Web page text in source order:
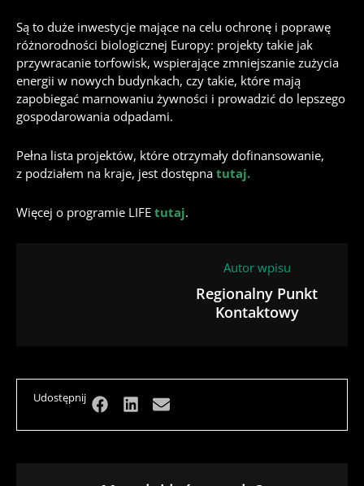
Są to duże inwestycje mające na celu ochronę i poprawę
różnorodności biologicznej Europy: projekty takie jak
przywracanie torfowisk, wspierające zmniejszanie zużycia
energii w nowych budynkach, czy takie, które mają
zapobiegać marnowaniu żywności i prowadzić do lepszego
gospodarowania odpadami.
Pełna lista projektów, które otrzymały dofinansowanie,
z podziałem na kraje, jest dostępna tutaj.
Więcej o programie LIFE tutaj.
Autor wpisu
Regionalny Punkt
Kontaktowy
Udostępnij